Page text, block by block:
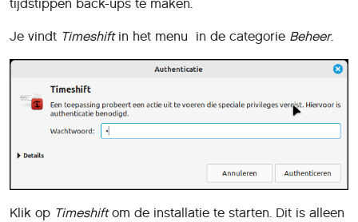
tijdstippen back-ups te maken.
Je vindt Timeshift in het menu in de categorie Beheer.
Klik op Timeshiftom de installatie te starten. Dit is alleen